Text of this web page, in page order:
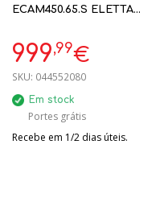
ECAM450.65.S ELETTA
NÍVEIS DE MOAGEM -
RECEITAS FRIAS
999,99€
SKU: 044552080
Em stock
Portes grátis
Recebe em 1/2 dias úteis.